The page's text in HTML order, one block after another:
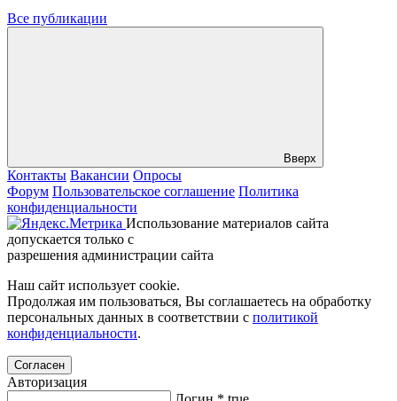
Все публикации
Вверх
Контакты Вакансии Опросы
Форум Пользовательское соглашение Политика
конфиденциальности
Использование материалов сайта
допускается только с
разрешения администрации сайта
Наш сайт использует cookie.
Продолжая им пользоваться, Вы соглашаетесь на обработку
персональных данных в соответствии с политикой
конфиденциальности.
Согласен
Авторизация